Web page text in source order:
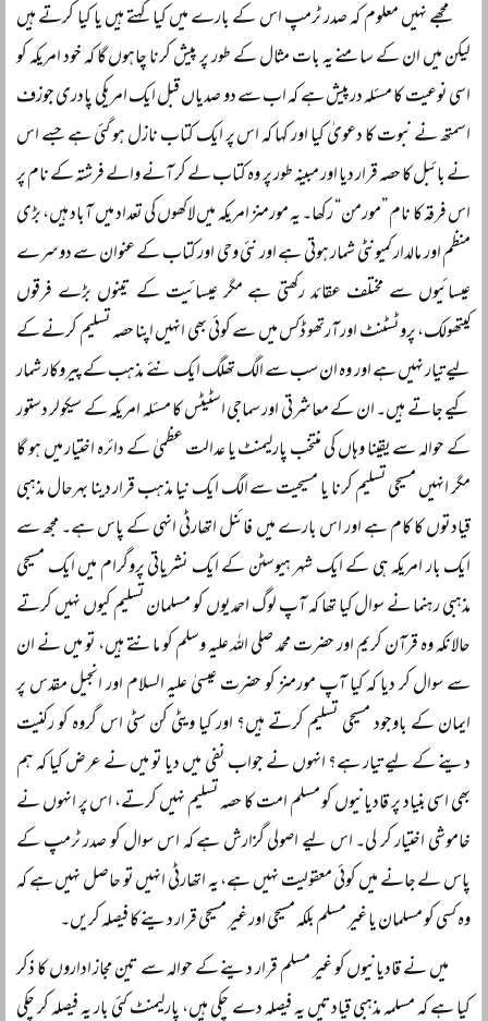
مجھے نہیں معلوم کہ صدر ٹرمپ اس کے بارے میں کیا کہتے ہیں یا کیا کرتے ہیں
لیکن میں ان کے سامنے یہ بات مثال کے طور پر پیش کرنا چاہوں گا کہ خود امریکہ کو
اسی نوعیت کا مسئلہ درپیش ہے کہ اب سے دو صدیاں قبل ایک امریکی پادری جوزف
اسمتھ نے نبوت کا دعویٰ کیا اور کہا کہ اس پر ایک کتاب نازل ہو گئی ہے جسے اس
نے بائبل کا حصہ قرار دیا اور مبینہ طور پر وہ کتاب لے کر آنے والے فرشتہ کے نام پر
اس فرقہ کا نام ”مورمن“ رکھا۔ یہ مورمنز امریکہ میں لاکھوں کی تعداد میں آباد ہیں، بڑی
منظم اور مالدار کمیونٹی شمار ہوتی ہے اور نئی وحی اور کتاب کے عنوان سے دوسرے
عیسائیوں سے مختلف عقائد رکھتی ہے مگر عیسائیت کے تینوں بڑے فرقوں
کیتھولک، پروٹسٹنٹ اور آرتھو ڈکس میں سے کوئی بھی انہیں اپنا حصہ تسلیم کرنے کے
لیے تیار نہیں ہے اور وہ ان سب سے الگ تھلگ ایک نئے مذہب کے پیروکار شمار
کیے جاتے ہیں۔ ان کے معاشرتی اور سماجی اسٹیٹس کا مسئلہ امریکہ کے سیکولر دستور
کے حوالہ سے یقینا وہاں کی منتخب پارلیمنٹ یا عدالت عظمیٰ کے دائرہ اختیار میں ہو گا
مگر انہیں مسیحی تسلیم کرنا یا مسیحیت سے الگ ایک نیا مذہب قرار دینا بہرحال مذہبی
قیادتوں کا کام ہے اور اس بارے میں فائنل اتھارٹی انہی کے پاس ہے۔ مجھ سے
ایک بار امریکہ ہی کے ایک شہر ہیوسٹن کے ایک نشریاتی پروگرام میں ایک مسیحی
مذہبی رہنما نے سوال کیا تھا کہ آپ لوگ احمدیوں کو مسلمان تسلیم کیوں نہیں کرتے
حالانکہ وہ قرآن کریم اور حضرت محمد صلی اللہ علیہ وسلم کو مانتے ہیں، تو میں نے ان
سے سوال کر دیا کہ کیا آپ مورمنز کو حضرت عیسیٰ علیہ السلام اور انجیل مقدس پر
ایمان کے باوجود مسیحی تسلیم کرتے ہیں؟ اور کیا ویٹی کن سٹی اس گروہ کو رکنیت
دینے کے لیے تیار ہے؟ انہوں نے جواب نفی میں دیا تو میں نے عرض کیا کہ ہم
بھی اسی بنیاد پر قادیانیوں کو مسلم امت کا حصہ تسلیم نہیں کرتے، اس پر انہوں نے
خاموشی اختیار کر لی۔ اس لیے اصولی گزارش ہے کہ اس سوال کو صدر ٹرمپ کے
پاس لے جانے میں کوئی معقولیت نہیں ہے، یہ اتھارٹی انہیں تو حاصل نہیں ہے کہ
وہ کسی کو مسلمان یا غیر مسلم بلکہ مسیحی اور غیر مسیحی قرار دینے کا فیصلہ کریں۔
میں نے قادیانیوں کو غیر مسلم قرار دینے کے حوالہ سے تین مجاز اداروں کا ذکر
کیا ہے کہ مسلمہ مذہبی قیادتیں یہ فیصلہ دے چکی ہیں، پارلیمنٹ کئی بار یہ فیصلہ کر چکی